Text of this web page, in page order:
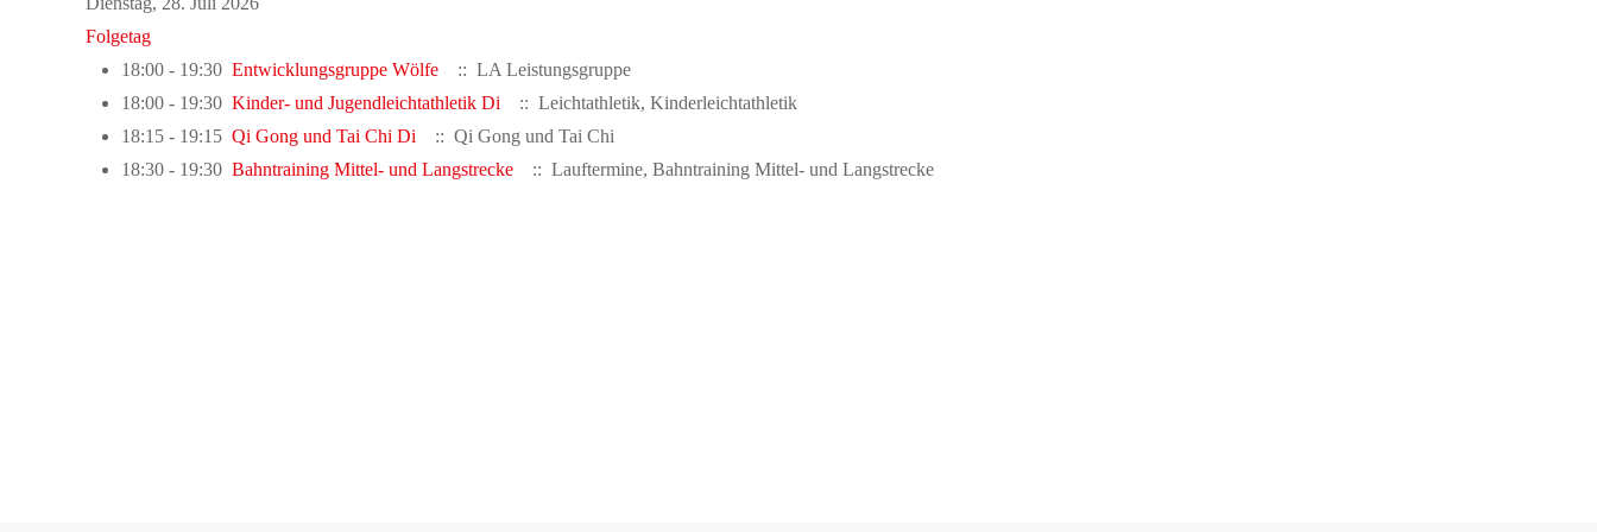
Folgetag
18:00 - 19:30 Entwicklungsgruppe Wölfe
:: LA Leistungsgruppe
18:00 - 19:30 Kinder- und Jugendleichtathletik Di
:: Leichtathletik, Kinderleichtathletik
18:15 - 19:15 Qi Gong und Tai Chi Di
:: Qi Gong und Tai Chi
18:30 - 19:30 Bahntraining Mittel- und Langstrecke :: Lauftermine, Bahntraining Mittel- und Langstrecke